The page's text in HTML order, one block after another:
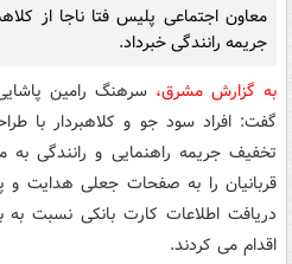
معاون اجتماعی پلیس فتا ناجا از
جریمه رانندگی خبرداد.
به گزارش مشرق، سرهنگ رامین
گفت: افراد سود جو و کلاهبردار با
قربانیان را به صفحات جعلی هدایت
دریافت اطلاعات کارت بانکی نسبت
اقدام می کردند.